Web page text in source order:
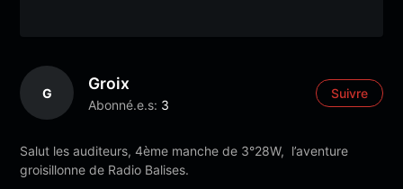
G Groix
Abonné.e.s: 3
Suivre
Salut les auditeurs, 4ème manche de 3°28W, l’aventure
groisillonne de Radio Balises.